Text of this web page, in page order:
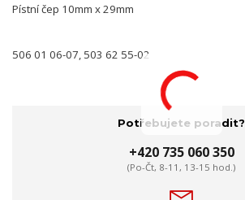
Pístní čep 10mm x 29mm
506 01 06-07, 503 62 55-02
Potřebujete poradit?
+420 735 060 350
(Po-Čt, 8-11, 13-15 hod.)